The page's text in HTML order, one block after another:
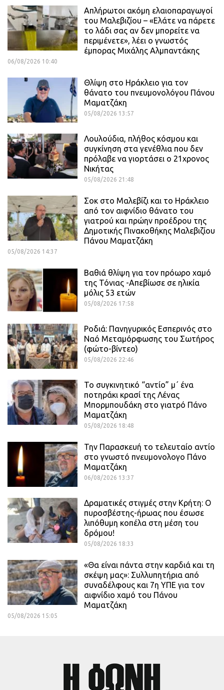
Απλήρωτοι ακόμη ελαιοπαραγωγοί
του Μαλεβιζίου – «Ελάτε να πάρετε
το λάδι σας αν δεν μπορείτε να
περιμένετε», λέει ο γνωστός
έμπορας Μιχάλης Αλμπαντάκης
06/08/2026 10:40
Θλίψη στο Ηράκλειο για τον
θάνατο του πνευμονολόγου Πάνου
Μαματζάκη
05/08/2026 13:57
Λουλούδια, πλήθος κόσμου και
συγκίνηση στα γενέθλια που δεν
πρόλαβε να γιορτάσει ο 21χρονος
Νικήτας
05/08/2026 21:48
Σοκ στο Μαλεβίζι και το Ηράκλειο
από τον αιφνίδιο θάνατο του
γιατρού και πρώην προέδρου της
Δημοτικής Πινακοθήκης Μαλεβιζίου
Πάνου Μαματζάκη
05/08/2026 14:37
Βαθιά θλίψη για τον πρόωρο χαμό
της Τόνιας -Απεβίωσε σε ηλικία
μόλις 53 ετών
05/08/2026 17:58
Ροδιά: Πανηγυρικός Εσπερινός στο
Ναό Μεταμόρφωσης του Σωτήρος
(φώτο-βίντεο)
05/08/2026 22:46
Το συγκινητικό “αντίο” μ΄ ένα
ποτηράκι κρασί της Λένας
Μπορμπουδάκη στο γιατρό Πάνο
Μαματζάκη
05/08/2026 18:48
Την Παρασκευή το τελευταίο αντίο
στο γνωστό πνευμονολογο Πάνο
Μαματζάκη
06/08/2026 13:37
Δραματικές στιγμές στην Κρήτη: Ο
πυροσβέστης-ήρωας που έσωσε
λιπόθυμη κοπέλα στη μέση του
δρόμου!
05/08/2026 18:33
«Θα είναι πάντα στην καρδιά και τη
σκέψη μας»: Συλλυπητήρια από
συναδέλφους και 7η ΥΠΕ για τον
αιφνίδιο χαμό του Πάνου
Μαματζάκη
05/08/2026 15:05